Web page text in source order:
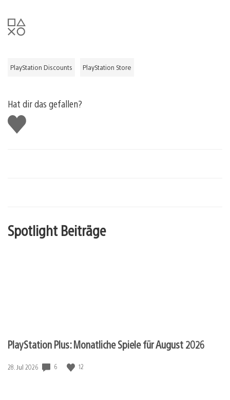
PlayStation Discounts PlayStation Store
Hat dir das gefallen?
Gefällt
mir
Spotlight Beiträge
PlayStation Plus: Monatliche Spiele für August 2026
Veröffentlichungsdatum:
28. Jul 2026 6 12